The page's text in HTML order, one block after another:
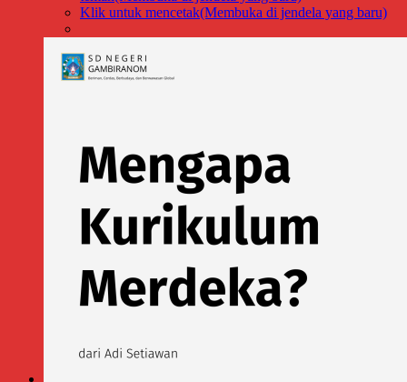
Klik untuk mencetak(Membuka di jendela yang baru)